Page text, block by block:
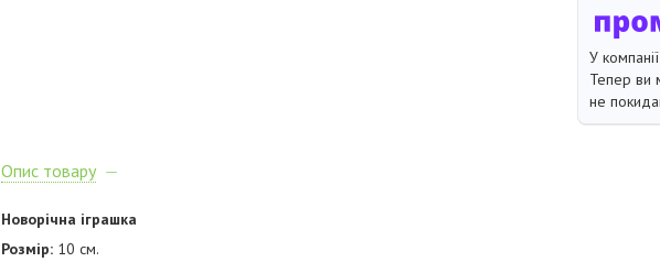
У
Тепер ви
не
Опис товару
Новорічна іграшка
Розмір: 10 см.